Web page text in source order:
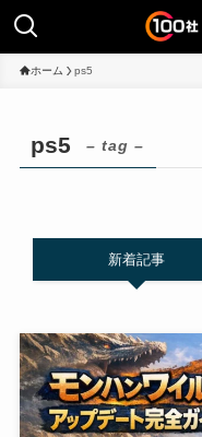
ホーム ps5
ps5 – tag –
新着記事